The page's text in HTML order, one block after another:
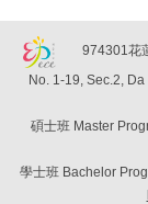
974301花蓮
No. 1-19, Sec.2,
碩士班 Master
學士班 Bachelor